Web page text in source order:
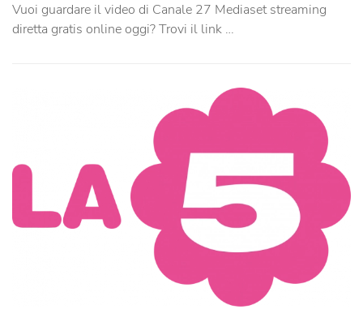
Vuoi guardare il video di Canale 27 Mediaset streaming
diretta gratis online oggi? Trovi il link …